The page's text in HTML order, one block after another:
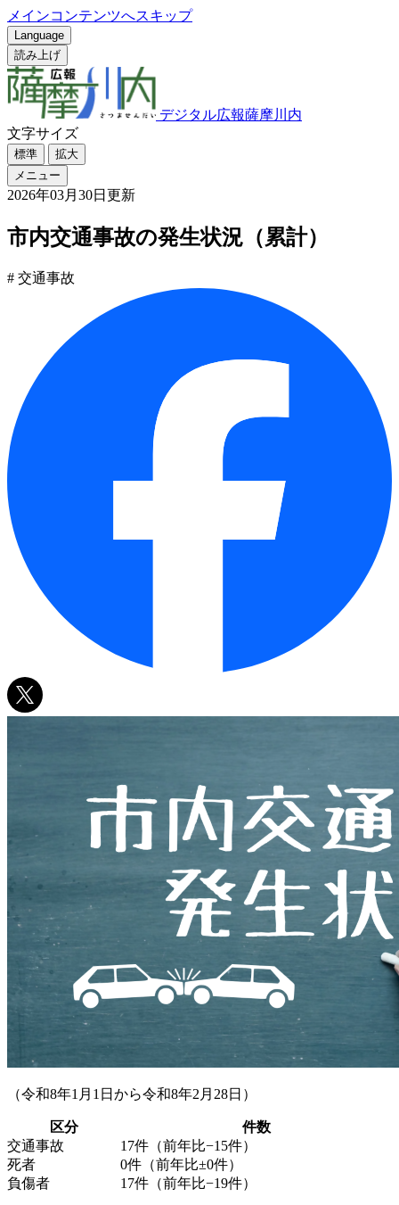
メインコンテンツへスキップ
Language
読み上げ
デジタル広報薩摩川内
文字サイズ
標準
拡大
メニュー
2026年03月30日更新
市内交通事故の発生状況（累計）
# 交通事故
（令和8年1月1日から令和8年2月28日）
区分
件数
交通事故
17件（前年比−15件）
死者
0件（前年比±0件）
負傷者
17件（前年比−19件）